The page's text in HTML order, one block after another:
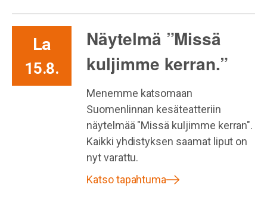
La
15.8.
Näytelmä ”Missä
kuljimme kerran.”
Menemme katsomaan
Suomenlinnan kesäteatteriin
näytelmää "Missä kuljimme kerran".
Kaikki yhdistyksen saamat liput on
nyt varattu.
Katso tapahtuma